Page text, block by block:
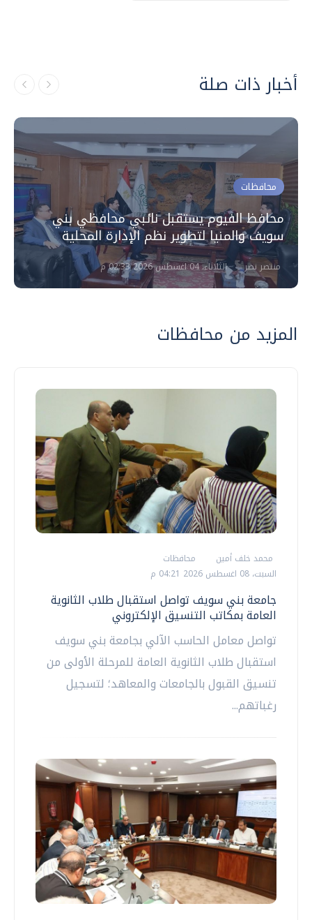
أخبار ذات صلة
محافظات
محافظ الفيوم يستقبل نائبي محافظي بني
سويف والمنيا لتطوير نظم الإدارة المحلية
منتصر نضر الثلاثاء، 04 اغسطس 2026 02:33 م
المزيد من محافظات
محمد خلف أمين
محافظات
السبت، 08 اغسطس 2026 04:21 م
جامعة بني سويف تواصل استقبال طلاب الثانوية
العامة بمكاتب التنسيق الإلكتروني
تواصل معامل الحاسب الآلي بجامعة بني سويف
استقبال طلاب الثانوية العامة للمرحلة الأولى من
تنسيق القبول بالجامعات والمعاهد؛ لتسجيل
رغباتهم...